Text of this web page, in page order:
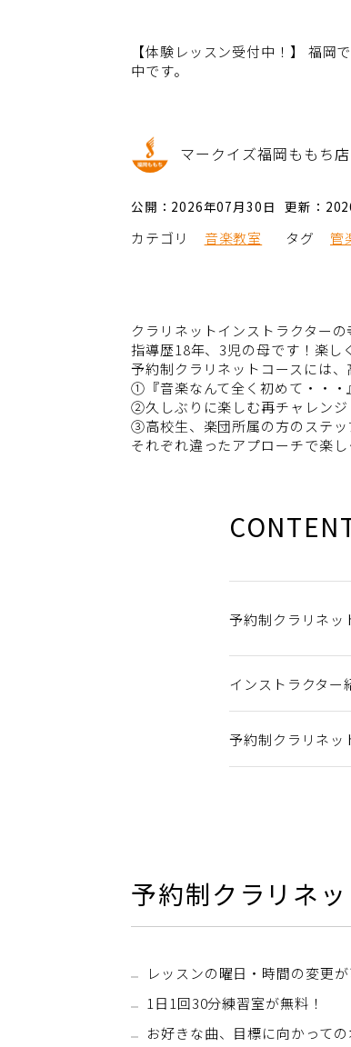
【体験レッスン受付中！】 福
中です。
マークイズ福岡ももち店
公開：2026年07月30日 更新：
カテゴリ 音楽教室 タグ 管
クラリネットインストラクターの
指導歴18年、3児の母です！楽し
予約制クラリネットコースには
①『音楽なんて全く初めて・・・
②久しぶりに楽しむ再チャレンジ
③高校生、楽団所属の方のステッ
それぞれ違ったアプローチで楽
予約制クラリネッ
インストラクター
予約制クラリネッ
予約制クラリネ
レッスンの曜日・時間の変更が
1日1回30分練習室が無料！
お好きな曲、目標に向かって